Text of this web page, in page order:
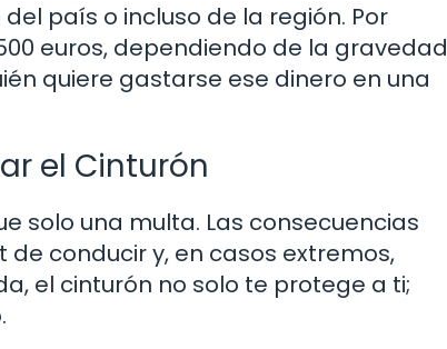
país o incluso de la región. Por
euros, dependiendo de la gravedad
quiere gastarse ese dinero en una
el Cinturón
solo una multa. Las consecuencias
conducir y, en casos extremos,
el cinturón no solo te protege a ti;